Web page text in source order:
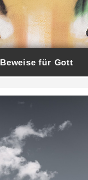
Beweise für Gott